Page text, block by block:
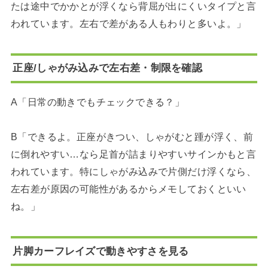
たは途中でかかとが浮くなら背屈が出にくいタイプと言
われています。左右で差がある人もわりと多いよ。」
正座/しゃがみ込みで左右差・制限を確認
A「日常の動きでもチェックできる？」
B「できるよ。正座がきつい、しゃがむと踵が浮く、前
に倒れやすい…なら足首が詰まりやすいサインかもと言
われています。特にしゃがみ込みで片側だけ浮くなら、
左右差が原因の可能性があるからメモしておくといい
ね。」
片脚カーフレイズで動きやすさを見る